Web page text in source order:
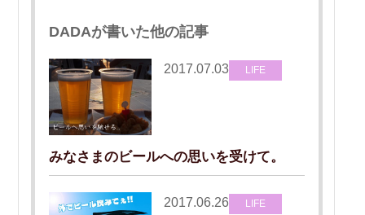
DADAが書いた他の記事
2017.07.03 LIFE
みなさまのビールへの思いを受けて。
2017.06.26 LIFE